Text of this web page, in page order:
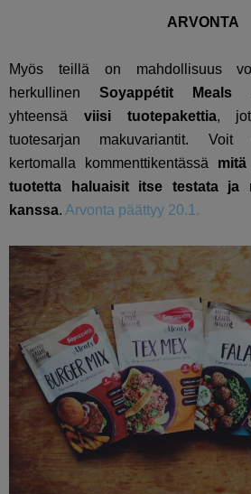
ARVONTA
Myös teillä on mahdollisuus
herkullinenSoyappétit Meals -
yhteensä viisi tuotepakettia,
tuotesarjan makuvariantit. Voit
kertomalla kommenttikentässä
tuotetta haluaisit itse testata ja
kanssa. Arvonta päättyy 20.1.